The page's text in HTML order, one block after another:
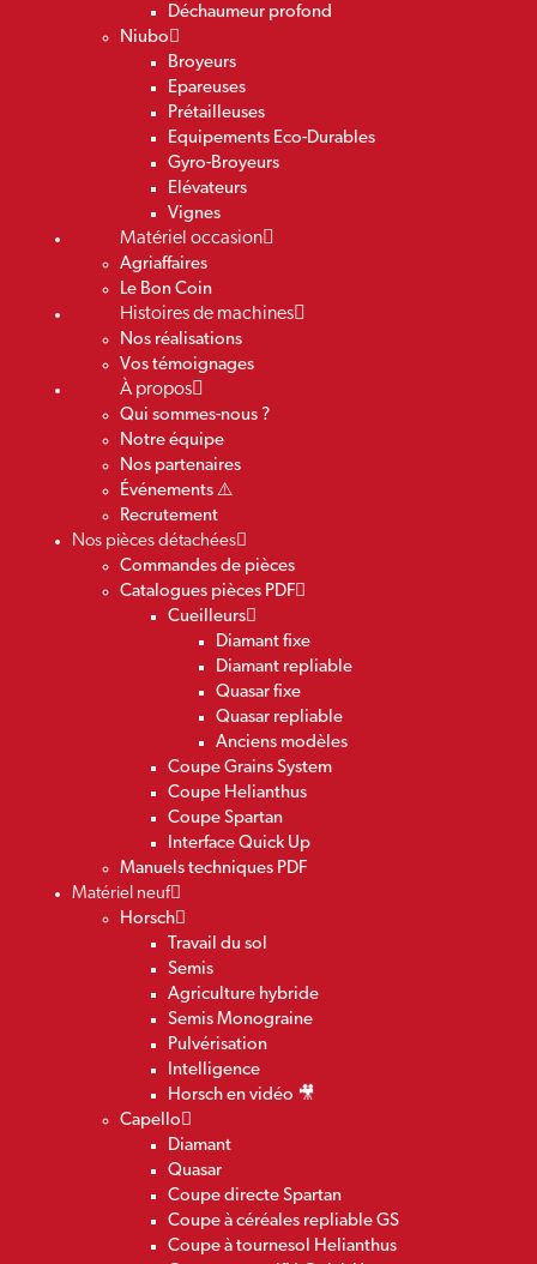
Déchaumeur profond
Niubo
Broyeurs
Epareuses
Prétailleuses
Equipements Eco-Durables
Gyro-Broyeurs
Elévateurs
Vignes
Matériel occasion
Agriaffaires
Le Bon Coin
Histoires de machines
Nos réalisations
Vos témoignages
À propos
Qui sommes-nous ?
Notre équipe
Nos partenaires
Événements ⚠️
Recrutement
Nos pièces détachées
Commandes de pièces
Catalogues pièces PDF
Cueilleurs
Diamant fixe
Diamant repliable
Quasar fixe
Quasar repliable
Anciens modèles
Coupe Grains System
Coupe Helianthus
Coupe Spartan
Interface Quick Up
Manuels techniques PDF
Matériel neuf
Horsch
Travail du sol
Semis
Agriculture hybride
Semis Monograine
Pulvérisation
Intelligence
Horsch en vidéo 🎥
Capello
Diamant
Quasar
Coupe directe Spartan
Coupe à céréales repliable GS
Coupe à tournesol Helianthus